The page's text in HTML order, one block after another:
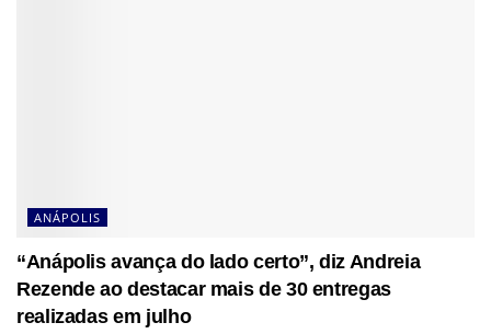
ANÁPOLIS
“Anápolis avança do lado certo”, diz Andreia
Rezende ao destacar mais de 30 entregas
realizadas em julho